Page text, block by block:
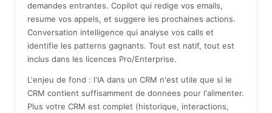
demandes entrantes. Copilot qui redige vos emails,
resume vos appels, et suggere les prochaines actions.
Conversation intelligence qui analyse vos calls et
identifie les patterns gagnants. Tout est natif, tout est
inclus dans les licences Pro/Enterprise.
L'enjeu de fond : l'IA dans un CRM n'est utile que si le
CRM contient suffisamment de donnees pour l'alimenter.
Plus votre CRM est complet (historique, interactions,